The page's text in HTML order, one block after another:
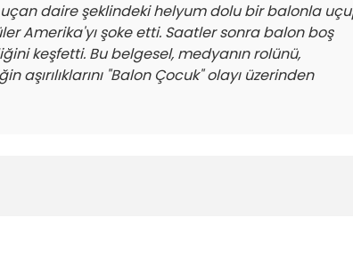
daire şeklindeki helyum dolu bir balonla
Amerika'yı şoke etti. Saatler sonra balon boş
keşfetti. Bu belgesel, medyanın rolünü,
"Balon Çocuk" olayı üzerinden